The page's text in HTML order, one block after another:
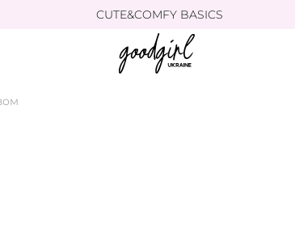
CUTE&COMFY BASICS